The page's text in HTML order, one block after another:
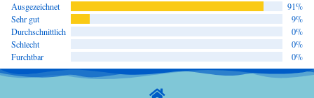
Ausgezeichnet
91%
Sehr gut
9%
Durchschnittlich
0%
Schlecht
0%
Furchtbar
0%